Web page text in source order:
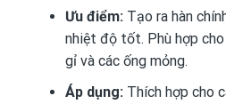
Ưu điểm:Tạo ra hàn
nhiệt độ tốt. Phù hợp
gỉ và các ống mỏng.
Áp dụng:Thích hợp cho